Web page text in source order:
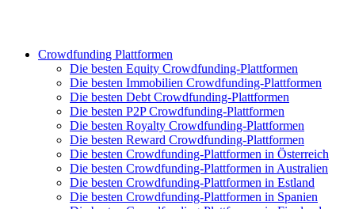
Crowdfunding Plattformen
Die besten Equity Crowdfunding-Plattformen
Die besten Immobilien Crowdfunding-Plattformen
Die besten Debt Crowdfunding-Plattformen
Die besten P2P Crowdfunding-Plattformen
Die besten Royalty Crowdfunding-Plattformen
Die besten Reward Crowdfunding-Plattformen
Die besten Crowdfunding-Plattformen in Österreich
Die besten Crowdfunding-Plattformen in Australien
Die besten Crowdfunding-Plattformen in Estland
Die besten Crowdfunding-Plattformen in Spanien